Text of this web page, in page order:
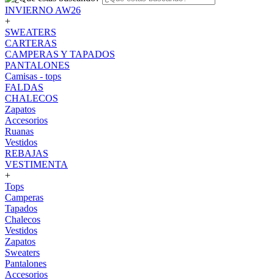
INVIERNO AW26
+
SWEATERS
CARTERAS
CAMPERAS Y TAPADOS
PANTALONES
Camisas - tops
FALDAS
CHALECOS
Zapatos
Accesorios
Ruanas
Vestidos
REBAJAS
VESTIMENTA
+
Tops
Camperas
Tapados
Chalecos
Vestidos
Zapatos
Sweaters
Pantalones
Accesorios